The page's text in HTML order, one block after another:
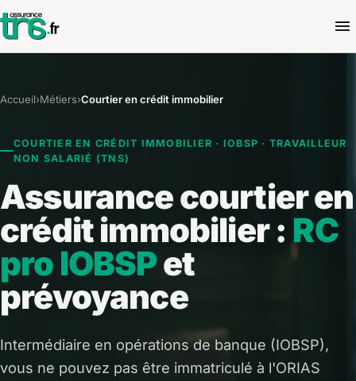
Accueil›Métiers›Courtier en crédit immobilier
COURTIER EN CRÉDIT IMMOBILIER · IOBSP · TRAVAILLEUR
NON SALARIÉ (TNS)
Assurance courtier en
crédit immobilier : RC
pro IOBSPet
prévoyance
Intermédiaire en opérations de banque (IOBSP),
vous ne pouvez pas être immatriculé à l'ORIAS